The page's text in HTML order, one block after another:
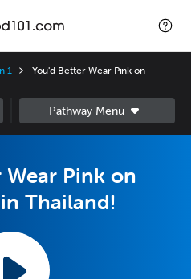
1
You'd Better Wear Pink on
Wear Pink on
Thailand!